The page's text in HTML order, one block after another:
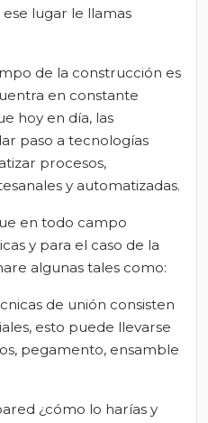
lugar le llamas
de la construcción es
en constante
hoy en día, las
paso a tecnologías
procesos,
y automatizadas.
en todo campo
y para el caso de la
algunas tales como:
de unión consisten
esto puede llevarse
pegamento, ensamble
¿cómo lo harías y